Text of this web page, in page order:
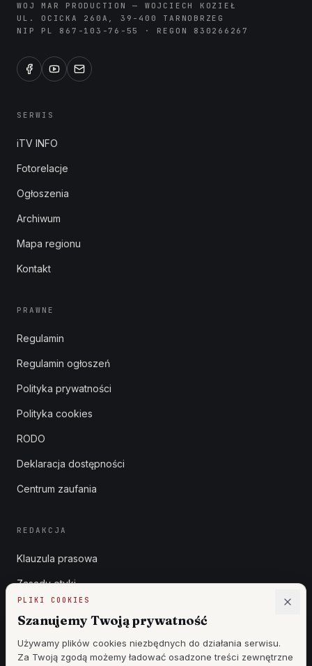
PLIKI COOKIES
Szanujemy Twoją prywatność
Używamy plików cookies niezbędnych do działania serwisu.
Za Twoją zgodą możemy ładować osadzone treści zewnętrzne
WOJ MAR PRODUCTION — WOJCIECH KOZIEŁ
UL. OCICKA 260A, 39-400 TARNOBRZEG
NIP PL 867-103-76-55 · REGON 830266267
SERWIS
iTV INFO
Fotorelacje
Ogłoszenia
Archiwum
Mapa regionu
Kontakt
PRAWNE
Regulamin
Regulamin ogłoszeń
Polityka prywatności
Polityka cookies
RODO
Deklaracja dostępności
Centrum zaufania
REDAKCJA
Klauzula prasowa
Zasady etyki
Cennik